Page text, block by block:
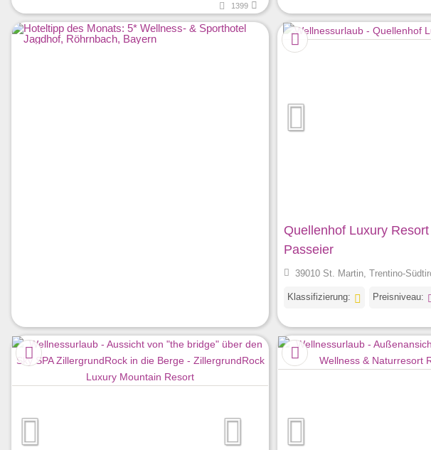
1399
Quellenhof Luxury Resort
Passeier
39010 St. Martin, Trentino-
Klassifizierung: Preisniveau: